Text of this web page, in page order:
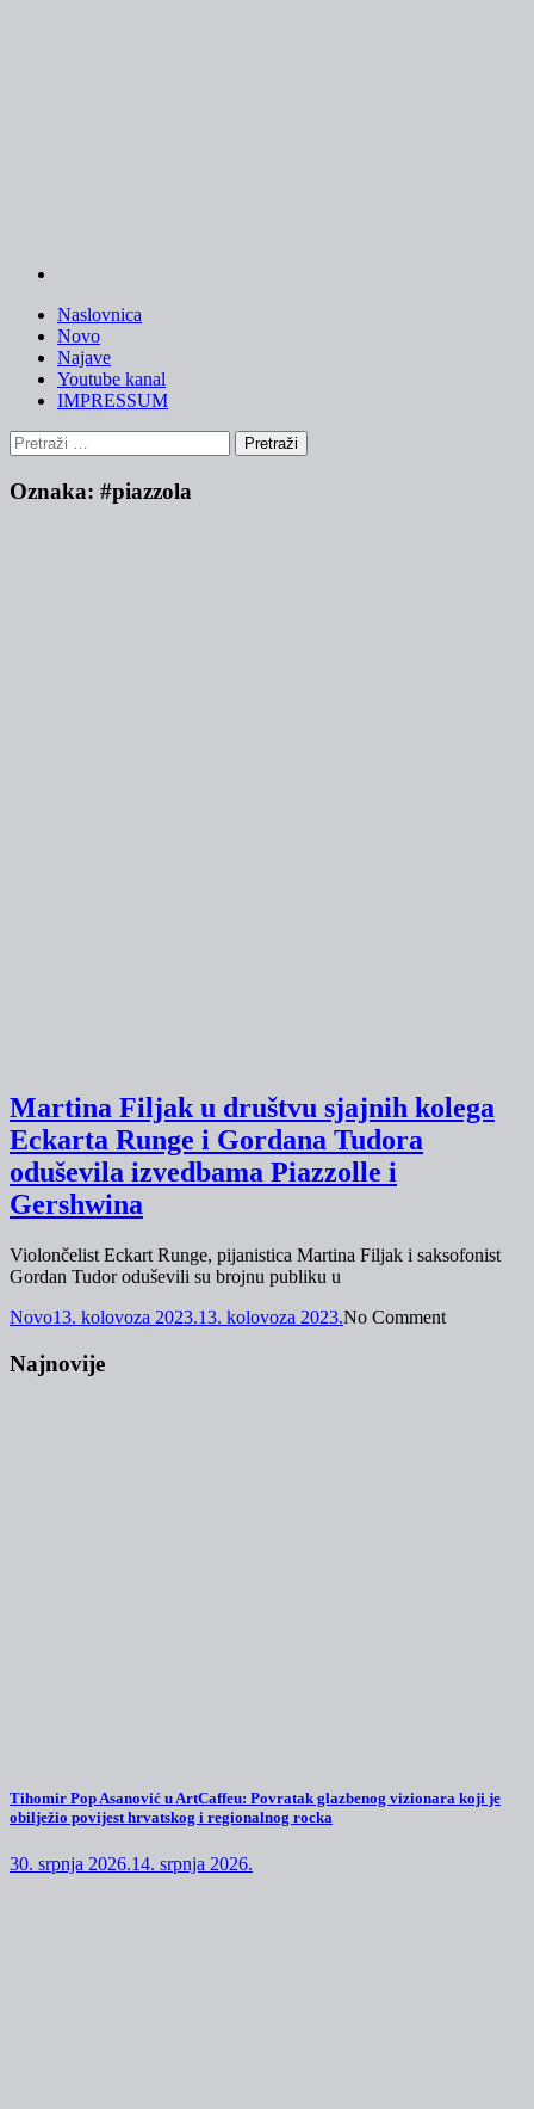
Naslovnica
Novo
Najave
Youtube kanal
IMPRESSUM
Pretraži:
Oznaka: #piazzola
Martina Filjak u društvu sjajnih kolega
Eckarta Runge i Gordana Tudora
oduševila izvedbama Piazzolle i
Gershwina
Violončelist Eckart Runge, pijanistica Martina Filjak i saksofonist
Gordan Tudor oduševili su brojnu publiku u
Novo13. kolovoza 2023.13. kolovoza 2023.No Comment
Najnovije
Tihomir Pop Asanović u ArtCaffeu: Povratak glazbenog vizionara koji je
obilježio povijest hrvatskog i regionalnog rocka
30. srpnja 2026.14. srpnja 2026.